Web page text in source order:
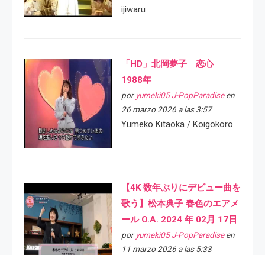
ijiwaru
「HD」北岡夢子 恋心
1988年
por yumeki05 J-PopParadiseen
26 marzo 2026 a las 3:57
Yumeko Kitaoka / Koigokoro
【4K 数年ぶりにデビュー曲を
歌う】松本典子 春色のエアメ
ール O.A. 2024 年 02月 17日
por yumeki05 J-PopParadiseen
11 marzo 2026 a las 5:33